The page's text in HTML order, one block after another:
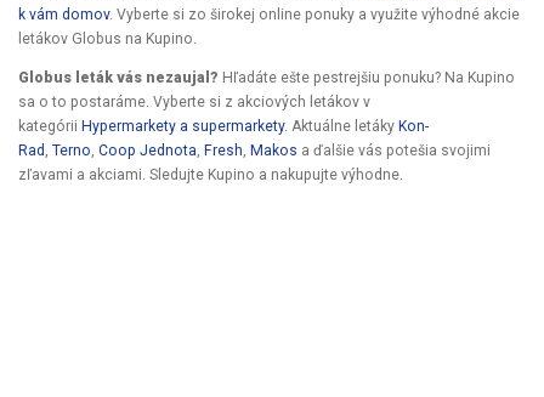
k vám domov. Vyberte si zo širokej online ponuky a využite výhodné akcie
letákov Globus na Kupino.
Globus leták vás nezaujal? Hľadáte ešte pestrejšiu ponuku? Na Kupino
sa o to postaráme. Vyberte si z akciových letákov v
kategórii Hypermarkety a supermarkety. Aktuálne letáky Kon-
Rad , Terno, Coop Jednota, Fresh, Makos a ďalšie vás potešia svojimi
zľavami a akciami. Sledujte Kupino a nakupujte výhodne.